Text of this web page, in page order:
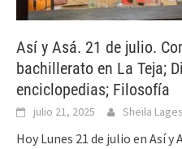
Así y Asá. 21 de julio.
bachillerato en La Teja;
enciclopedias; Filosofía
julio 21, 2025 Sheila Lages
Hoy Lunes 21 de julio en Así y